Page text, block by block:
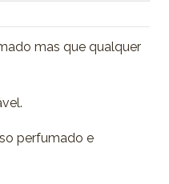
mas que qualquer
perfumado e